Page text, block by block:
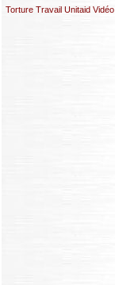
Torture
(17/289)Travail
(21/289) Unitaid
(26/289) Vidéo
(23/289)
(154/289)
(12/289)
(21/289)